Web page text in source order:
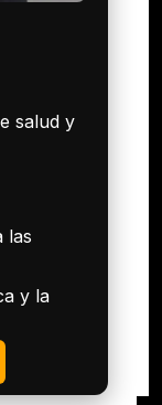
salud y
las
y la